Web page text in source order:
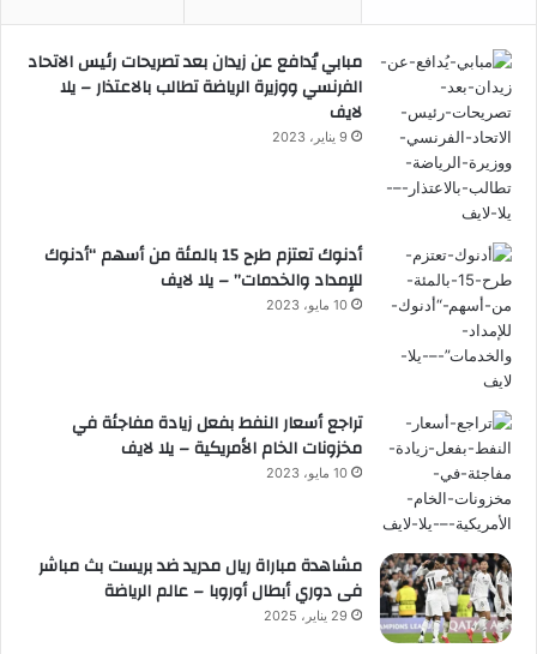
مبابي يُدافع عن زيدان بعد تصريحات رئيس الاتحاد
الفرنسي ووزيرة الرياضة تطالب بالاعتذار – يلا
لايف
9 يناير، 2023
أدنوك تعتزم طرح 15 بالمئة من أسهم “أدنوك
للإمداد والخدمات” – يلا لايف
10 مايو، 2023
تراجع أسعار النفط بفعل زيادة مفاجئة في
مخزونات الخام الأمريكية – يلا لايف
10 مايو، 2023
مشاهدة مباراة ريال مدريد ضد بريست بث مباشر
فى دوري أبطال أوروبا – عالم الرياضة
29 يناير، 2025